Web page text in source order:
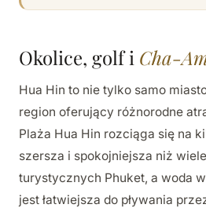
Okolice, golf i Cha-
Hua Hin to nie tylko samo
region oferujący różnorodne
Plaża Hua Hin rozciąga się na
szersza i spokojniejsza niż
turystycznych Phuket, a woda
jest łatwiejsza do pływania